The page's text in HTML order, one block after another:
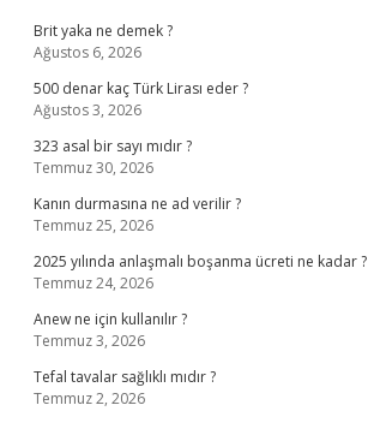
Brit yaka ne demek ?
Ağustos 6, 2026
500 denar kaç Türk Lirası eder ?
Ağustos 3, 2026
323 asal bir sayı mıdır ?
Temmuz 30, 2026
Kanın durmasına ne ad verilir ?
Temmuz 25, 2026
2025 yılında anlaşmalı boşanma ücreti ne kadar ?
Temmuz 24, 2026
Anew ne için kullanılır ?
Temmuz 3, 2026
Tefal tavalar sağlıklı mıdır ?
Temmuz 2, 2026